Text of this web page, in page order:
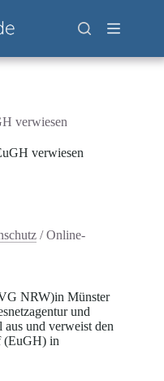
verwiesen
verwiesen
/Online-
NRW)in Münster
und
und verweist den
(EuGH) in